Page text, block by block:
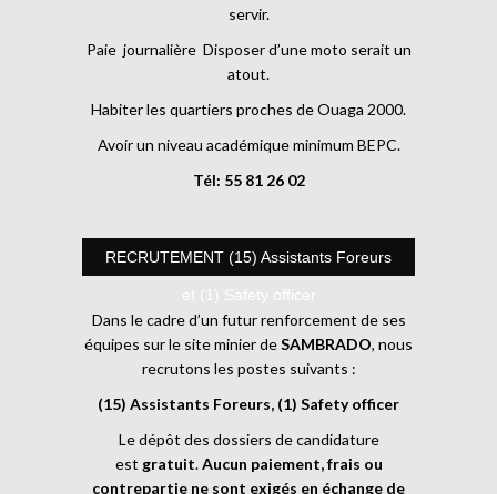
servir.
Paie journalière Disposer d’une moto serait un
atout.
Habiter les quartiers proches de Ouaga 2000.
Avoir un niveau académique minimum BEPC.
Tél: 55 81 26 02
RECRUTEMENT (15) Assistants Foreurs
et (1) Safety officer
Dans le cadre d’un futur renforcement de ses
équipes sur le site minier deSAMBRADO, nous
recrutons les postes suivants :
(15) Assistants Foreurs, (1) Safety officer
Le dépôt des dossiers de candidature
est gratuit.Aucun paiement, frais ou
contrepartie ne sont exigés en échange de